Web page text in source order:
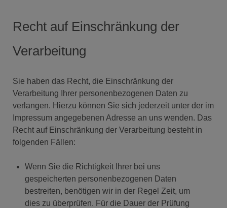
Recht auf Einschränkung der
Verarbeitung
Sie haben das Recht, die Einschränkung der
Verarbeitung Ihrer personenbezogenen Daten zu
verlangen. Hierzu können Sie sich jederzeit unter der im
Impressum angegebenen Adresse an uns wenden. Das
Recht auf Einschränkung der Verarbeitung besteht in
folgenden Fällen:
Wenn Sie die Richtigkeit Ihrer bei uns
gespeicherten personenbezogenen Daten
bestreiten, benötigen wir in der Regel Zeit, um
dies zu überprüfen. Für die Dauer der Prüfung